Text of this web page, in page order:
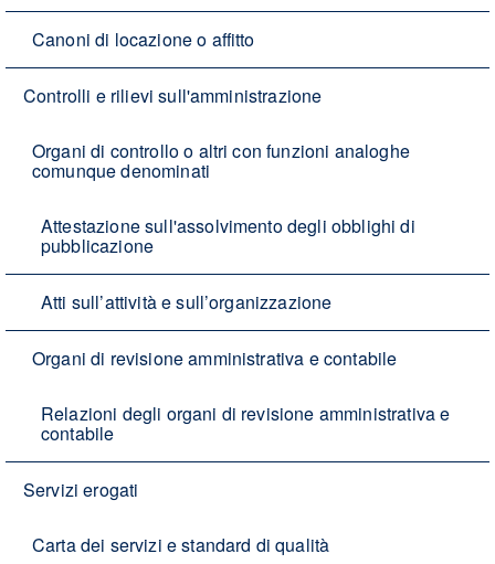
Canoni di locazione o affitto
Controlli e rilievi sull'amministrazione
Organi di controllo o altri con funzioni analoghe
comunque denominati
Attestazione sull'assolvimento degli obblighi di
pubblicazione
Atti sull’attività e sull’organizzazione
Organi di revisione amministrativa e contabile
Relazioni degli organi di revisione amministrativa e
contabile
Servizi erogati
Carta dei servizi e standard di qualità